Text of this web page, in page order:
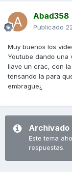
Abad358
Publicado
Muy buenos los
Youtube dando una
llave un crac, con
tensando la para
embrague¿
Archivado
Este tema
respuestas.